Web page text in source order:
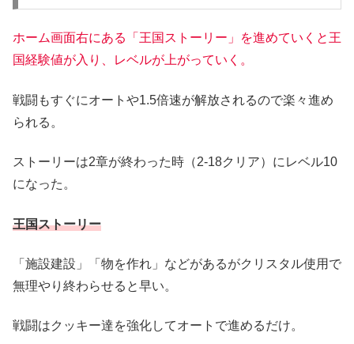
ホーム画面右にある「王国ストーリー」を進めていくと王
国経験値が入り、レベルが上がっていく。
戦闘もすぐにオートや1.5倍速が解放されるので楽々進め
られる。
ストーリーは2章が終わった時（2-18クリア）にレベル10
になった。
王国ストーリー
「施設建設」「物を作れ」などがあるがクリスタル使用で
無理やり終わらせると早い。
戦闘はクッキー達を強化してオートで進めるだけ。